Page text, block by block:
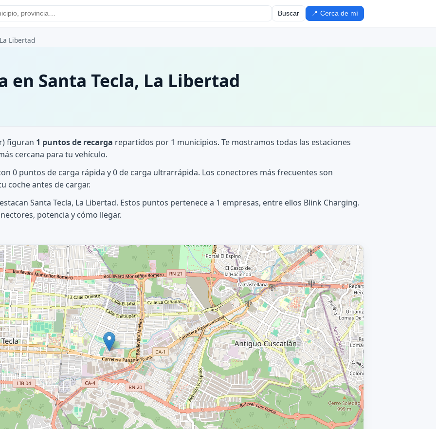
Buscar 📍 Cerca de mí
Libertad
en Santa Tecla, La Libertad
figuran 1 puntos de recarga repartidos por 1 municipios. Te mostramos todas las estaciones
cercana para tu vehículo.
0 puntos de carga rápida y 0 de carga ultrarrápida. Los conectores más frecuentes son
coche antes de cargar.
Santa Tecla, La Libertad. Estos puntos pertenece a 1 empresas, entre ellos Blink Charging.
potencia y cómo llegar.